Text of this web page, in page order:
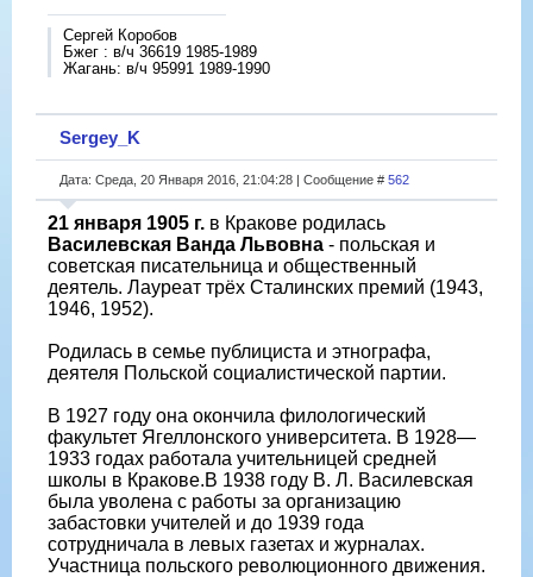
Сергей Коробов
Бжег : в/ч 36619 1985-1989
Жагань: в/ч 95991 1989-1990
Sergey_K
Дата: Среда, 20 Января 2016, 21:04:28 | Сообщение # 562
21 января 1905 г. в Кракове родилась
Василевская Ванда Львовна - польская и
советская писательница и общественный
деятель. Лауреат трёх Сталинских премий (1943,
1946, 1952).
Родилась в семье публициста и этнографа,
деятеля Польской социалистической партии.
В 1927 году она окончила филологический
факультет Ягеллонского университета. В 1928—
1933 годах работала учительницей средней
школы в Кракове.В 1938 году В. Л. Василевская
была уволена с работы за организацию
забастовки учителей и до 1939 года
сотрудничала в левых газетах и журналах.
Участница польского революционного движения.